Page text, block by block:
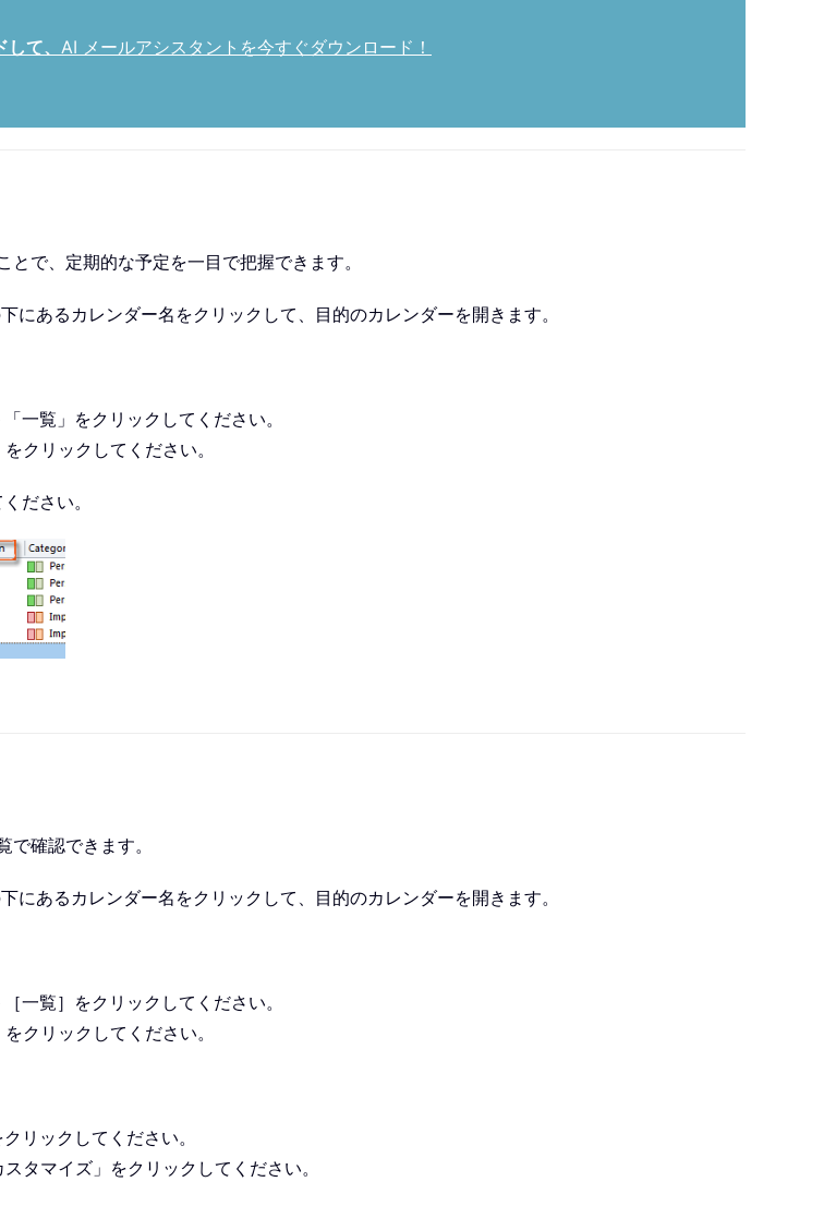
て、 AI メールアシスタントを今すぐダウンロード！
で、定期的な予定を一目で把握できます。
あるカレンダー名をクリックして、目的のカレンダーを開きます。
一覧」をクリックしてください。
クリックしてください。
ださい。
確認できます。
あるカレンダー名をクリックして、目的のカレンダーを開きます。
一覧］をクリックしてください。
クリックしてください。
リックしてください。
マイズ」をクリックしてください。